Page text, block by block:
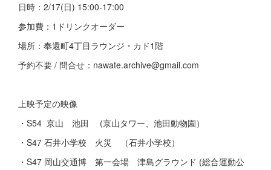
日時：2/17(日) 15:00-17:00
参加費：1ドリンクオーダー
場所：奉還町4丁目ラウンジ・カド1階
予約不要 / 問合せ：nawate.archive@gmail.com
上映予定の映像
・S54 京山 池田 (京山タワー、池田動物園）
・S47 石井小学校 火災 （石井小学校）
・S47 岡山交通博 第一会場 津島グラウンド (総合運動公